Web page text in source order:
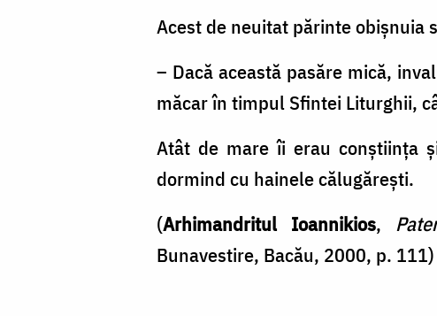
Acest de neuitat părinte obişnuia
– Dacă această pasăre mică,
măcar în timpul Sfintei Liturghii,
Atât de mare îi erau conştiinţa
dormind cu hainele călugăreşti.
(Arhimandritul Ioannikios,
Bunavestire, Bacău, 2000, p. 111)